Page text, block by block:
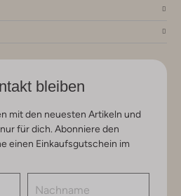
bleiben
mit den neuesten Artikeln und
für dich. Abonniere den
einen Einkaufsgutschein im